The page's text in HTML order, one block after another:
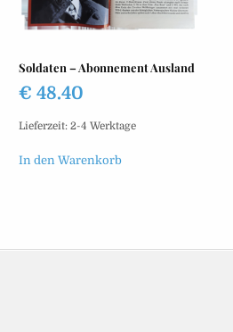
Soldaten – Abonnement Ausland
€ 48.40
Lieferzeit:2-4 Werktage
In den Warenkorb